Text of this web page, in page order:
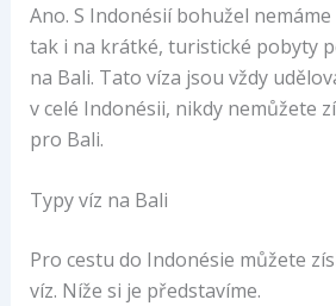
Ano. S Indonésií bohužel
tak i na krátké, turistické pobyty
na Bali. Tato víza jsou vždy
v celé Indonésii, nikdy nemůžete
pro Bali.
Typy víz na Bali
Pro cestu do Indonésie můžete
víz. Níže si je představíme.